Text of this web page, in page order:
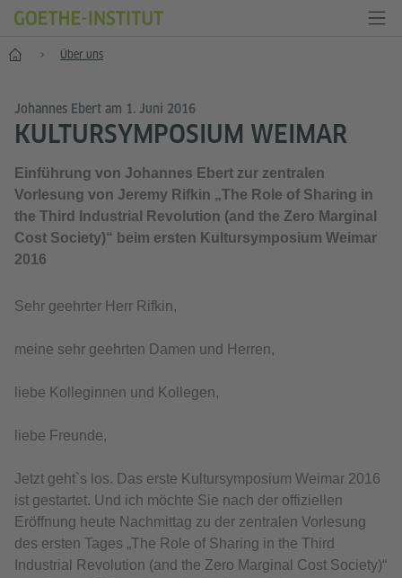
Start Über uns
Johannes Ebert am 1. Juni 2016
KULTURSYMPOSIUM WEIMAR
Einführung von Johannes Ebert zur zentralen
Vorlesung von Jeremy Rifkin „The Role of Sharing in
the Third Industrial Revolution (and the Zero Marginal
Cost Society)“ beim ersten Kultursymposium Weimar
2016
Sehr geehrter Herr Rifkin,
meine sehr geehrten Damen und Herren,
liebe Kolleginnen und Kollegen,
liebe Freunde,
Jetzt geht`s los. Das erste Kultursymposium Weimar 2016
ist gestartet. Und ich möchte Sie nach der offiziellen
Eröffnung heute Nachmittag zu der zentralen Vorlesung
des ersten Tages „The Role of Sharing in the Third
Industrial Revolution (and the Zero Marginal Cost Society)“